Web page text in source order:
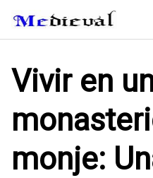
l
Vivir en
monje: